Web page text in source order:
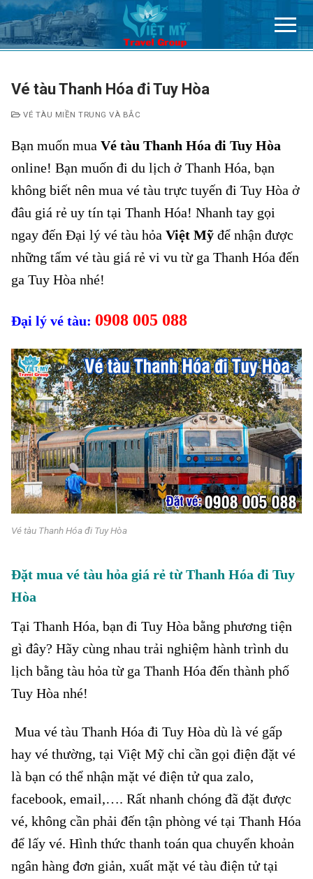
Chuyển
đến
nội
Vé tàu Thanh Hóa đi Tuy Hòa
VÉ TÀU MIỀN TRUNG VÀ BẮC
Bạn muốn mua Vé tàu Thanh Hóa đi Tuy Hòa
online! Bạn muốn đi du lịch ở Thanh Hóa, bạn
không biết nên mua vé tàu trực tuyến đi Tuy Hòa ở
đâu giá rẻ uy tín tại Thanh Hóa! Nhanh tay gọi
ngay đến Đại lý vé tàu hỏa Việt Mỹ để nhận được
những tấm vé tàu giá rẻ vi vu từ ga Thanh Hóa đến
ga Tuy Hòa nhé!
Đại lý vé tàu: 0908 005 088
Vé tàu Thanh Hóa đi Tuy Hòa
Đặt mua vé tàu hỏa giá rẻ từ Thanh Hóa đi Tuy
Hòa
Tại Thanh Hóa, bạn đi Tuy Hòa bằng phương tiện
gì đây? Hãy cùng nhau trải nghiệm hành trình du
lịch bằng tàu hỏa từ ga Thanh Hóa đến thành phố
Tuy Hòa nhé!
Mua vé tàu Thanh Hóa đi Tuy Hòa dù là vé gấp
hay vé thường, tại Việt Mỹ chỉ cần gọi điện đặt vé
là bạn có thể nhận mặt vé điện tử qua zalo,
facebook, email,…. Rất nhanh chóng đã đặt được
vé, không cần phải đến tận phòng vé tại Thanh Hóa
để lấy vé. Hình thức thanh toán qua chuyển khoản
ngân hàng đơn giản, xuất mặt vé tàu điện tử tại